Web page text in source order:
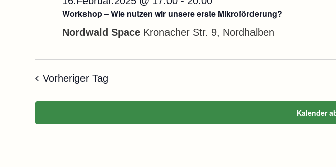
Workshop – Wie nutzen wir unsere erste Mikroförderung?
Nordwald Space Kronacher Str. 9, Nordhalben
Vorheriger Tag
Kalender